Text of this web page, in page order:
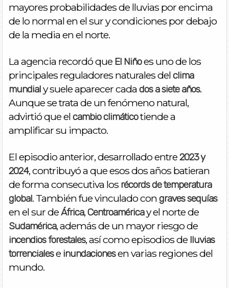
mayores probabilidades de lluvias por encima
de lo normal en el sur y condiciones por debajo
de la media en el norte.
La agencia recordó que El Niñoes uno de los
principales reguladores naturales del clima
mundialy suele aparecer cada dos a siete años.
Aunque se trata de un fenómeno natural,
advirtió que el cambio climáticotiende a
amplificar su impacto.
El episodio anterior, desarrollado entre2023 y
2024, contribuyó a que esos dos años batieran
de forma consecutiva los récords de temperatura
global. También fue vinculado con graves sequías
en el sur deÁfrica,Centroaméricay el norte de
Sudamérica, además de un mayor riesgo de
incendios forestales, así como episodios de lluvias
torrencialese inundacionesen varias regiones del
mundo.